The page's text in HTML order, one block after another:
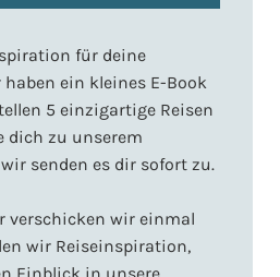
für deine
ein kleines E-Book
5 einzigartige Reisen
dich zu unserem
senden es dir sofort zu.
verschicken wir einmal
wir Reiseinspiration,
Einblick in unsere